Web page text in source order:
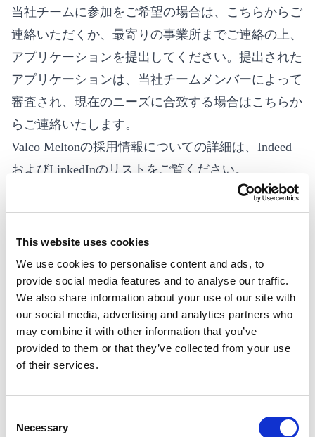
This website uses cookies
We use cookies to personalise content and ads, to
provide social media features and to analyse our traffic.
We also share information about your use of our site with
our social media, advertising and analytics partners who
may combine it with other information that you’ve
provided to them or that they’ve collected from your use
of their services.
Selection
Necessary
当社チームに参加をご希望の場合は、こちらからご
連絡いただくか、最寄りの事業所までご連絡の上、
アプリケーションを提出してください。提出された
アプリケーションは、当社チームメンバーによって
審査され、現在のニーズに合致する場合はこちらか
らご連絡いたします。
Valco Meltonの採用情報についての詳細は、 Indeed
およびLinkedInのリストをご覧ください。
HR@valcocp.com